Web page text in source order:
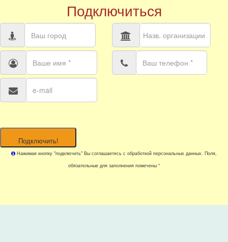
Подключиться
Подключить!
Нажимая кнопку "подключить" Вы соглашаетесь с обработкой персональных данных. Поля,
обязательные для заполнения помечены *